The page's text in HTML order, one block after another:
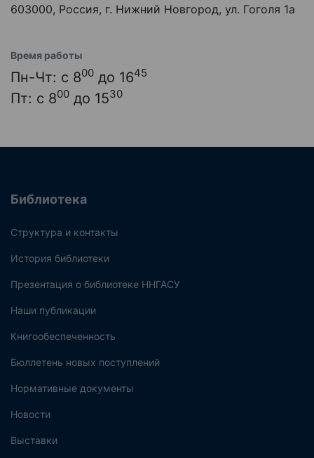
603000, Россия, г. Нижний Новгород, ул. Гоголя 1а
Время работы
Пн-Чт: с 800 до 1645
Пт: с 800 до 1530
Библиотека
Структура и контакты
История библиотеки
Презентация о библиотеке ННГАСУ
Наши публикации
Книгообеспеченность
Бюллетень новых поступлений
Нормативные документы
Новости
Выставки